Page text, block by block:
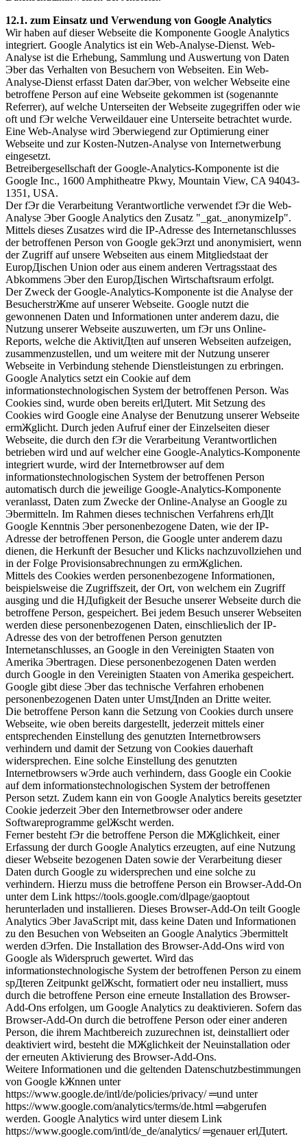
12.1. zum Einsatz und Verwendung von Google Analytics
Wir haben auf dieser Webseite die Komponente Google Analytics
integriert. Google Analytics ist ein Web-Analyse-Dienst. Web-
Analyse ist die Erhebung, Sammlung und Auswertung von Daten
Эber das Verhalten von Besuchern von Webseiten. Ein Web-
Analyse-Dienst erfasst Daten darЭber, von welcher Webseite eine
betroffene Person auf eine Webseite gekommen ist (sogenannte
Referrer), auf welche Unterseiten der Webseite zugegriffen oder wie
oft und fЭr welche Verweildauer eine Unterseite betrachtet wurde.
Eine Web-Analyse wird Эberwiegend zur Optimierung einer
Webseite und zur Kosten-Nutzen-Analyse von Internetwerbung
eingesetzt.
Betreibergesellschaft der Google-Analytics-Komponente ist die
Google Inc., 1600 Amphitheatre Pkwy, Mountain View, CA 94043-
1351, USA.
Der fЭr die Verarbeitung Verantwortliche verwendet fЭr die Web-
Analyse Эber Google Analytics den Zusatz "_gat._anonymizeIp".
Mittels dieses Zusatzes wird die IP-Adresse des Internetanschlusses
der betroffenen Person von Google gekЭrzt und anonymisiert, wenn
der Zugriff auf unsere Webseiten aus einem Mitgliedstaat der
EuropДischen Union oder aus einem anderen Vertragsstaat des
Abkommens Эber den EuropДischen Wirtschaftsraum erfolgt.
Der Zweck der Google-Analytics-Komponente ist die Analyse der
BesucherstrЖme auf unserer Webseite. Google nutzt die
gewonnenen Daten und Informationen unter anderem dazu, die
Nutzung unserer Webseite auszuwerten, um fЭr uns Online-
Reports, welche die AktivitДten auf unseren Webseiten aufzeigen,
zusammenzustellen, und um weitere mit der Nutzung unserer
Webseite in Verbindung stehende Dienstleistungen zu erbringen.
Google Analytics setzt ein Cookie auf dem
informationstechnologischen System der betroffenen Person. Was
Cookies sind, wurde oben bereits erlДutert. Mit Setzung des
Cookies wird Google eine Analyse der Benutzung unserer Webseite
ermЖglicht. Durch jeden Aufruf einer der Einzelseiten dieser
Webseite, die durch den fЭr die Verarbeitung Verantwortlichen
betrieben wird und auf welcher eine Google-Analytics-Komponente
integriert wurde, wird der Internetbrowser auf dem
informationstechnologischen System der betroffenen Person
automatisch durch die jeweilige Google-Analytics-Komponente
veranlasst, Daten zum Zwecke der Online-Analyse an Google zu
Эbermitteln. Im Rahmen dieses technischen Verfahrens erhДlt
Google Kenntnis Эber personenbezogene Daten, wie der IP-
Adresse der betroffenen Person, die Google unter anderem dazu
dienen, die Herkunft der Besucher und Klicks nachzuvollziehen und
in der Folge Provisionsabrechnungen zu ermЖglichen.
Mittels des Cookies werden personenbezogene Informationen,
beispielsweise die Zugriffszeit, der Ort, von welchem ein Zugriff
ausging und die HДufigkeit der Besuche unserer Webseite durch die
betroffene Person, gespeichert. Bei jedem Besuch unserer Webseiten
werden diese personenbezogenen Daten, einschlieъlich der IP-
Adresse des von der betroffenen Person genutzten
Internetanschlusses, an Google in den Vereinigten Staaten von
Amerika Эbertragen. Diese personenbezogenen Daten werden
durch Google in den Vereinigten Staaten von Amerika gespeichert.
Google gibt diese Эber das technische Verfahren erhobenen
personenbezogenen Daten unter UmstДnden an Dritte weiter.
Die betroffene Person kann die Setzung von Cookies durch unsere
Webseite, wie oben bereits dargestellt, jederzeit mittels einer
entsprechenden Einstellung des genutzten Internetbrowsers
verhindern und damit der Setzung von Cookies dauerhaft
widersprechen. Eine solche Einstellung des genutzten
Internetbrowsers wЭrde auch verhindern, dass Google ein Cookie
auf dem informationstechnologischen System der betroffenen
Person setzt. Zudem kann ein von Google Analytics bereits gesetzter
Cookie jederzeit Эber den Internetbrowser oder andere
Softwareprogramme gelЖscht werden.
Ferner besteht fЭr die betroffene Person die MЖglichkeit, einer
Erfassung der durch Google Analytics erzeugten, auf eine Nutzung
dieser Webseite bezogenen Daten sowie der Verarbeitung dieser
Daten durch Google zu widersprechen und eine solche zu
verhindern. Hierzu muss die betroffene Person ein Browser-Add-On
unter dem Link https://tools.google.com/dlpage/gaoptout
herunterladen und installieren. Dieses Browser-Add-On teilt Google
Analytics Эber JavaScript mit, dass keine Daten und Informationen
zu den Besuchen von Webseiten an Google Analytics Эbermittelt
werden dЭrfen. Die Installation des Browser-Add-Ons wird von
Google als Widerspruch gewertet. Wird das
informationstechnologische System der betroffenen Person zu einem
spДteren Zeitpunkt gelЖscht, formatiert oder neu installiert, muss
durch die betroffene Person eine erneute Installation des Browser-
Add-Ons erfolgen, um Google Analytics zu deaktivieren. Sofern das
Browser-Add-On durch die betroffene Person oder einer anderen
Person, die ihrem Machtbereich zuzurechnen ist, deinstalliert oder
deaktiviert wird, besteht die MЖglichkeit der Neuinstallation oder
der erneuten Aktivierung des Browser-Add-Ons.
Weitere Informationen und die geltenden Datenschutzbestimmungen
von Google kЖnnen unter
https://www.google.de/intl/de/policies/privacy/ ═und unter
https://www.google.com/analytics/terms/de.html ═abgerufen
werden. Google Analytics wird unter diesem Link
https://www.google.com/intl/de_de/analytics/ ═genauer erlДutert.